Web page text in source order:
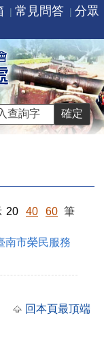
常見問答
分眾
20 40 60 筆
南市榮民服務
回本頁最頂端